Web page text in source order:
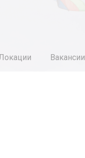
Вакансии